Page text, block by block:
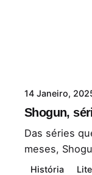
14 Janeiro,
Shogun,
Das séries
meses,
História